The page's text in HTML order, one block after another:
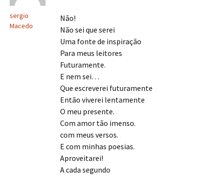
sergio
Macedo
Não!
Não sei que serei
Uma fonte de inspiração
Para meus leitores
Futuramente.
E nem sei…
Que escreverei futuramente
Então viverei lentamente
O meu presente.
Com amor tão imenso.
com meus versos.
E com minhas poesias.
Aproveitarei!
A cada segundo